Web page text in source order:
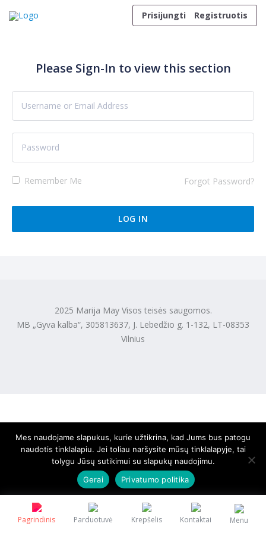
Prisijungti
Registruotis
Pagrindinis Parduotuvė Krepšelis Kontaktai Menu
Please Sign-In to view this section
Remember Me Forgot Password?
2025 Marija May Visos teisės saugomos.
MB „Gyva kalba“, 305813637, J. Lebedžio g. 1-132, LT-08353
Vilnius
Mes naudojame slapukus, kurie užtikrina, kad Jums bus patogu
naudotis tinklalapiu. Jei toliau naršysite mūsų tinklalapyje, tai
tolygu Jūsų sutikimui su slapukų naudojimu.
Gerai
Privatumo politika